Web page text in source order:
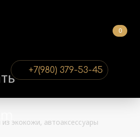
0
+7(980) 379-53-45
экокожи, автоаксессуары